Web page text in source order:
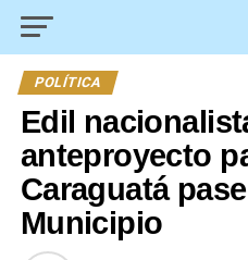
POLÍTICA
Edil
anteproyecto
Caraguatá
Municipio